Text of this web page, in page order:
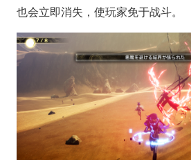
也会立即消失，使玩家免于战斗。